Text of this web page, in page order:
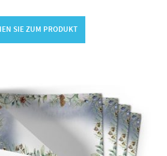
SIE ZUM PRODUKT